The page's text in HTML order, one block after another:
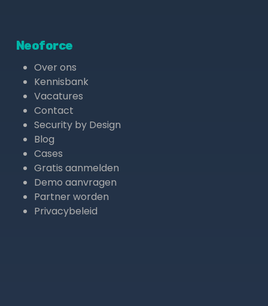
Neoforce
Over ons
Kennisbank
Vacatures
Contact
Security by Design
Blog
Cases
Gratis aanmelden
Demo aanvragen
Partner worden
Privacybeleid